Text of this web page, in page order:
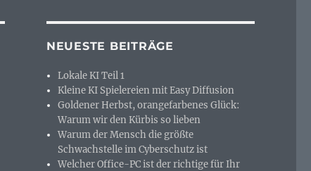
NEUESTE BEITRÄGE
Lokale KI Teil 1
Kleine KI Spielereien mit Easy Diffusion
Goldener Herbst, orangefarbenes Glück:
Warum wir den Kürbis so lieben
Warum der Mensch die größte
Schwachstelle im Cyberschutz ist
Welcher Office-PC ist der richtige für Ihr